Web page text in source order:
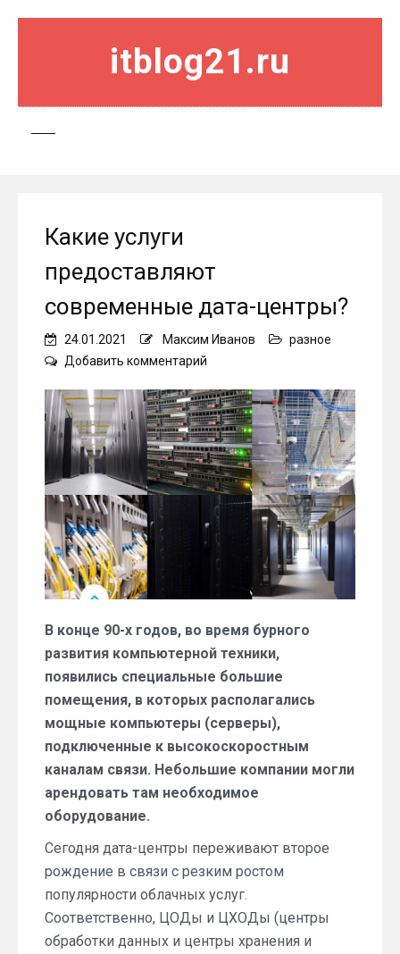
itblog21.ru
Какие услуги
предоставляют
современные дата-центры?
24.01.2021 Максим Иванов
разное
Добавить комментарий
услуги
предоставляют
современные
дата-
центры?
В конце 90-х годов, во время бурного
развития компьютерной техники,
появились специальные большие
помещения, в которых располагались
мощные компьютеры (серверы),
подключенные к высокоскоростным
каналам связи. Небольшие компании могли
арендовать там необходимое
оборудование.
Сегодня дата-центры переживают второе
рождение в связи с резким ростом
популярности облачных услуг.
Соответственно, ЦОДы и ЦХОДы (центры
обработки данных и центры хранения и